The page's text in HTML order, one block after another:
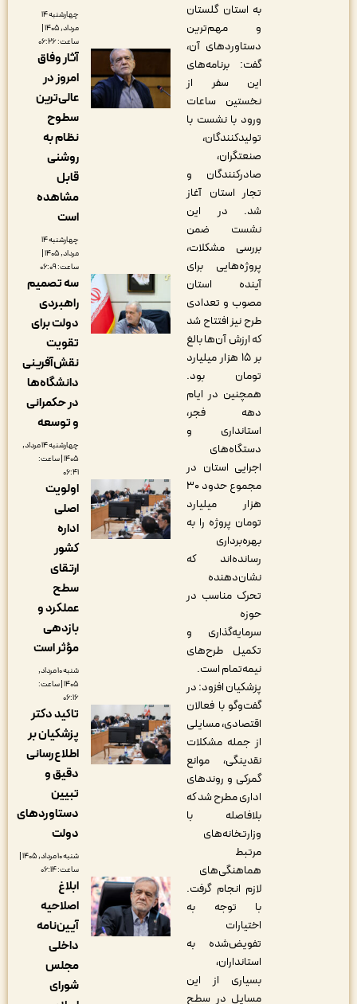
به استان گلستان
و مهم‌ترین
دستاوردهای آن،
گفت: برنامه‌های
این سفر از
نخستین ساعات
ورود با نشست با
تولیدکنندگان،
صنعتگران،
صادرکنندگان و
تجار استان آغاز
شد. در این
نشست ضمن
بررسی مشکلات،
پروژه‌هایی برای
آینده استان
مصوب و تعدادی
طرح نیز افتتاح شد
که ارزش آن‌ها بالغ
بر ۱۵ هزار میلیارد
تومان بود.
همچنین در ایام
دهه فجر،
استانداری و
دستگاه‌های
اجرایی استان در
مجموع حدود ۳۰
هزار میلیارد
تومان پروژه را به
بهره‌برداری
رسانده‌اند که
نشان‌دهنده
تحرک مناسب در
سرمایه‌گذاری و
تکمیل طرح‌های
نیمه‌تمام است.
پزشکیان افزود: در
گفت‌وگو با فعالان
اقتصادی، مسایلی
از جمله مشکلات
نقدینگی، موانع
گمرکی و روندهای
اداری مطرح شد که
بلافاصله با
وزارتخانه‌های
هماهنگی‌های
لازم انجام گرفت.
با توجه به
تفویض‌شده به
استانداران،
بسیاری از این
مسایل در سطح
چهارشنبه ۱۴
مرداد, ۱۴۰۵ |
آثار وفاق
امروز در
عالی‌ترین
نظام به
مشاهده
چهارشنبه ۱۴
مرداد, ۱۴۰۵ |
سه تصمیم
راهبردی
دولت برای
نقش‌آفرینی
دانشگاه‌ها
در حکمرانی
و توسعه
چهارشنبه ۱۴ مرداد,
۱۴۰۵ | ساعت:
اولویت
اصلی
اداره
عملکرد و
بازدهی
مؤثر است
شنبه ۱۰ مرداد,
۱۴۰۵ | ساعت:
تاکید دکتر
پزشکیان بر
اطلاع‌رسانی
دستاوردهای
شنبه ۱۰ مرداد, ۱۴۰۵ |
ابلاغ
اصلاحیه
آیین‌نامه